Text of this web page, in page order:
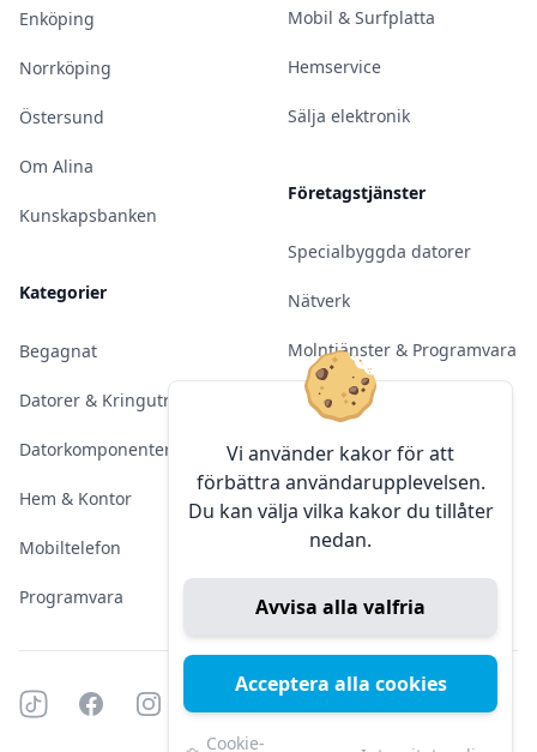
Vi använder kakor för att
förbättra användarupplevelsen.
Du kan välja vilka kakor du tillåter
nedan.
Avvisa alla valfria
Acceptera alla cookies
Cookie-
Enköping
Norrköping
Östersund
Om Alina
Kunskapsbanken
Kategorier
Begagnat
Datorer & Kringutrustning
Datorkomponenter
Hem & Kontor
Mobiltelefon
Programvara
Mobil & Surfplatta
Hemservice
Sälja elektronik
Företagstjänster
Specialbyggda datorer
Nätverk
Molntjänster & Programvara
Server & Backup
Kameraövervakning
Konferens & Public Display
Sälja elektronik
Tiktok FacebookInstagram